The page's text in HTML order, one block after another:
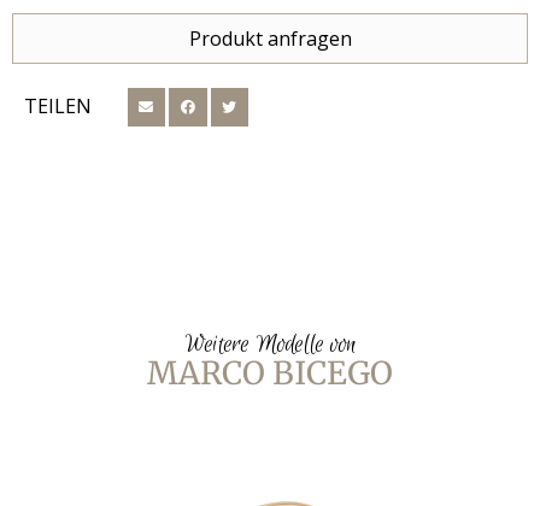
Produkt anfragen
TEILEN
Weitere Modelle von
MARCO BICEGO